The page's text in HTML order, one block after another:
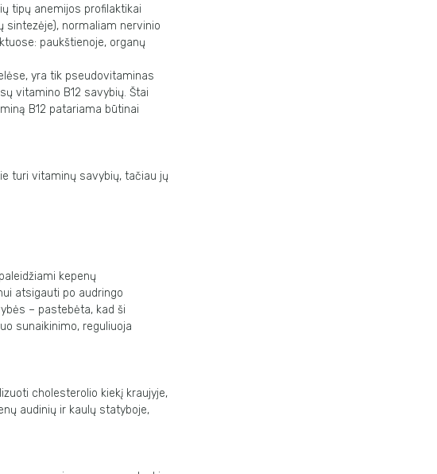
tipų anemijos profilaktikai
sintezėje), normaliam nervinio
paukštienoje, organų
yra tik pseudovitaminas
vitamino B12 savybių. Štai
B12 patariama būtinai
turi vitaminų savybių, tačiau jų
kepenų
atsigauti po audringo
– pastebėta, kad ši
sunaikinimo, reguliuoja
cholesterolio kiekį kraujyje,
audinių ir kaulų statyboje,